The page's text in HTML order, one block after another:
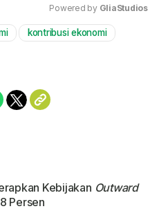
Mute
Powered by GliaStudios
kontribusi ekonomi
Kebijakan Outward
Persen